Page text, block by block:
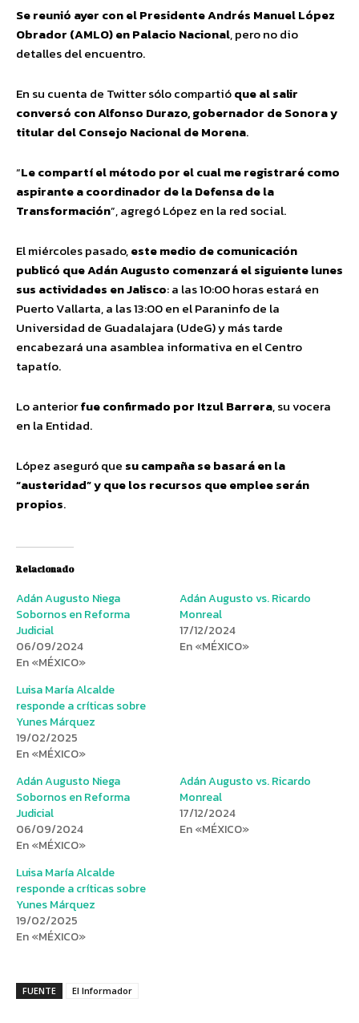
Se reunió ayer con el Presidente Andrés Manuel López
Obrador (AMLO) en Palacio Nacional, pero no dio
detalles del encuentro.
En su cuenta de Twitter sólo compartióque al salir
conversó con Alfonso Durazo, gobernador de Sonora y
titular del Consejo Nacional de Morena.
“Le compartí el método por el cual me registraré como
aspirante a coordinador de la Defensa de la
Transformación”, agregó López en la red social.
El miércoles pasado,este medio de comunicación
publicó que Adán Augusto comenzará el siguiente lunes
sus actividades en Jalisco: a las 10:00 horas estará en
Puerto Vallarta, a las 13:00 en el Paraninfo de la
Universidad de Guadalajara (UdeG) y más tarde
encabezará una asamblea informativa en el Centro
tapatío.
Lo anteriorfue confirmado por Itzul Barrera, su vocera
en la Entidad.
López aseguró que su campaña se basará en la
“austeridad” y que los recursos que emplee serán
propios.
Relacionado
Adán Augusto Niega
Sobornos en Reforma
Judicial
06/09/2024
En «MÉXICO»
Adán Augusto vs. Ricardo
Monreal
17/12/2024
En «MÉXICO»
Luisa María Alcalde
responde a críticas sobre
Yunes Márquez
19/02/2025
En «MÉXICO»
Adán Augusto Niega
Sobornos en Reforma
Judicial
06/09/2024
En «MÉXICO»
Adán Augusto vs. Ricardo
Monreal
17/12/2024
En «MÉXICO»
Luisa María Alcalde
responde a críticas sobre
Yunes Márquez
19/02/2025
En «MÉXICO»
FUENTE El Informador